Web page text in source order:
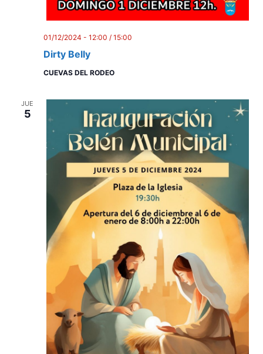
Dirty Belly
01/12/2024 - 12:00 / 15:00
CUEVAS DEL RODEO
JUE
5